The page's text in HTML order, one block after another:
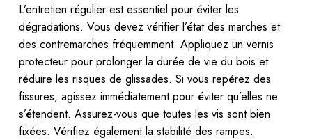
L’entretien régulier est essentiel pour éviter les
dégradations. Vous devez vérifier l’état des marches et
des contremarches fréquemment. Appliquez un vernis
protecteur pour prolonger la durée de vie du bois et
réduire les risques de glissades. Si vous repérez des
fissures, agissez immédiatement pour éviter qu’elles ne
s’étendent. Assurez-vous que toutes les vis sont bien
fixées. Vérifiez également la stabilité des rampes.